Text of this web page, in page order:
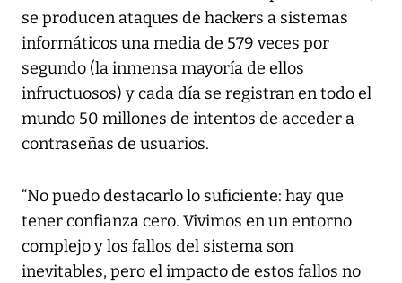
se producen ataques de hackers a sistemas
informáticos una media de 579 veces por
segundo (la inmensa mayoría de ellos
infructuosos) y cada día se registran en todo el
mundo 50 millones de intentos de acceder a
contraseñas de usuarios.
“No puedo destacarlo lo suficiente: hay que
tener confianza cero. Vivimos en un entorno
complejo y los fallos del sistema son
inevitables, pero el impacto de estos fallos no